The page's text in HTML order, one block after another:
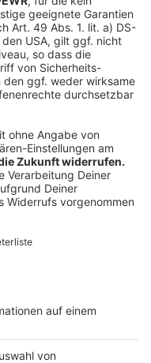
und den
noch
der
gehe es danach
20 Jahren
die
Grundstück gekauft